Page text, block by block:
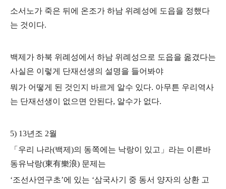
소서노가 죽은 뒤에 온조가 하남 위례성에 도읍을 정했다
는 것이다.
백제가 하북 위례성에서 하남 위례성으로 도읍을 옮겼다는
사실은 이렇게 단재선생의 설명을 들어봐야
뭐가 어떻게 된 것인지 바르게 알수 있다. 아무튼 우리역사
는 단재선생이 없으면 안된다, 알수가 없다.
5) 13년조 2월
「우리 나라(백제)의 동쪽에는 낙랑이 있고」라는 이른바
동유낙랑(東有樂浪) 문제는
‘조선사연구초’에 있는 ‘삼국사기 중 동서 양자의 상환 고